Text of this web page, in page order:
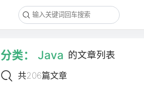
分类： Java 的文章列表
共206篇文章